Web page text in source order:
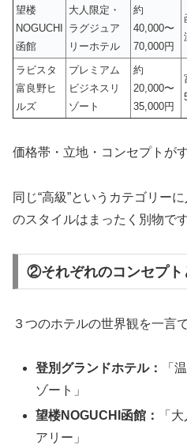
望楼
NOGUCHI
函館
大人限定・
ラグジュア
リーホテル
約
40,000〜
70,000円
ラビスタ
富良野ヒ
ルズ
プレミアム
ビジネスリ
ゾート
約
20,000〜
35,000円
価格帯・立地・コンセプトが
同じ“高級”というカテゴリー
のスタイルはまったく別物です
②それぞれのコンセプト
３つのホテルの世界観を一言
登別グランドホテル：
「
ゾート」
望楼NOGUCHI函館：
「
アリー」